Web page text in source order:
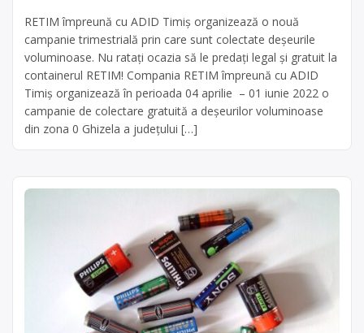
RETIM împreună cu ADID Timiș organizează o nouă
campanie trimestrială prin care sunt colectate deșeurile
voluminoase. Nu ratați ocazia să le predați legal și gratuit la
containerul RETIM! Compania RETIM împreună cu ADID
Timiș organizează în perioada 04 aprilie – 01 iunie 2022 o
campanie de colectare gratuită a deșeurilor voluminoase
din zona 0 Ghizela a judeţului […]